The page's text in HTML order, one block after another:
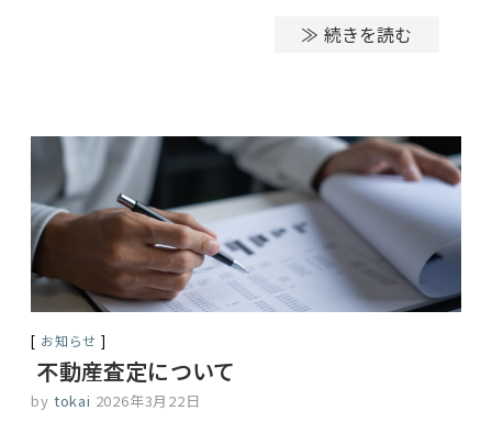
≫ 続きを読む
お知らせ
不動産査定について
by tokai 2026年3月22日